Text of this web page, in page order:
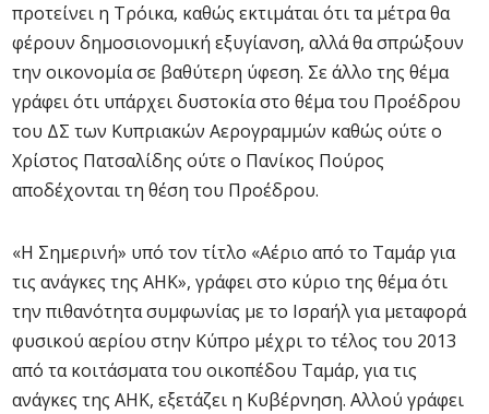
προτείνει η Τρόικα, καθώς εκτιμάται ότι τα μέτρα θα
φέρουν δημοσιονομική εξυγίανση, αλλά θα σπρώξουν
την οικονομία σε βαθύτερη ύφεση. Σε άλλο της θέμα
γράφει ότι υπάρχει δυστοκία στο θέμα του Προέδρου
του ΔΣ των Κυπριακών Αερογραμμών καθώς ούτε ο
Χρίστος Πατσαλίδης ούτε ο Πανίκος Πούρος
αποδέχονται τη θέση του Προέδρου.
«Η Σημερινή» υπό τον τίτλο «Αέριο από το Ταμάρ για
τις ανάγκες της ΑΗΚ», γράφει στο κύριο της θέμα ότι
την πιθανότητα συμφωνίας με το Ισραήλ για μεταφορά
φυσικού αερίου στην Κύπρο μέχρι το τέλος του 2013
από τα κοιτάσματα του οικοπέδου Ταμάρ, για τις
ανάγκες της ΑΗΚ, εξετάζει η Κυβέρνηση. Αλλού γράφει